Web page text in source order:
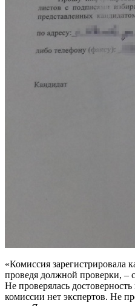
«Комиссия зарегистрировала
проведя должной проверки, –
Не проверялась
комиссии нет экспертов. Не